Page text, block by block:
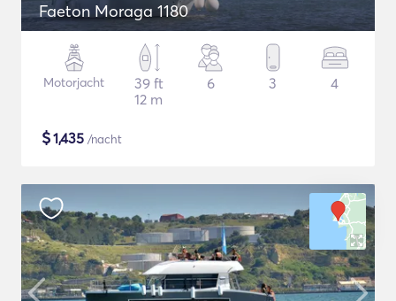
Faeton Moraga 1180
Motorjacht
39 ft
12 m
6 3 4
$1,435 /nacht